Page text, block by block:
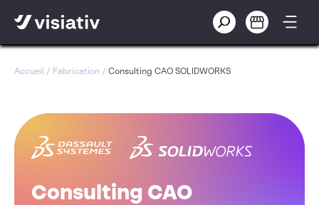
Accueil / Fabrication / Consulting CAO SOLIDWORKS
Consulting CAO